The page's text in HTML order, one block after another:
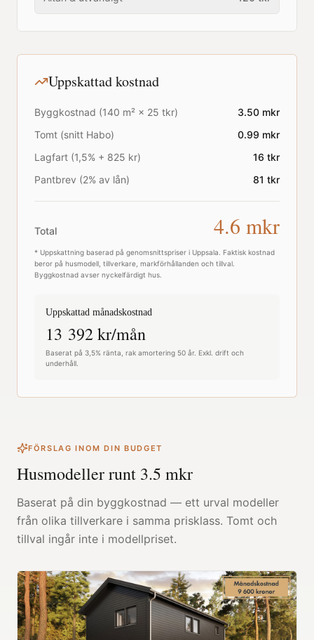
Uppskattad kostnad
Byggkostnad (140 m² × 25 tkr) 3.50 mkr
Tomt (snitt Habo) 0.99 mkr
Lagfart (1,5% + 825 kr)
16 tkr
Pantbrev (2% av lån)
81 tkr
Total 4.6 mkr
* Uppskattning baserad på genomsnittspriser i Uppsala . Faktisk kostnad
beror på husmodell, tillverkare, markförhållanden och tillval.
Byggkostnad avser nyckelfärdigt hus.
Uppskattad månadskostnad
13 392kr/mån
Baserat på 3,5% ränta, rak amortering 50 år. Exkl. drift och
underhåll.
FÖRSLAG INOM DIN BUDGET
Husmodeller runt 3.5 mkr
Baserat på din byggkostnad — ett urval modeller
från olika tillverkare i samma prisklass. Tomt och
tillval ingår inte i modellpriset.